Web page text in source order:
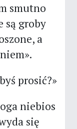
smutno
są groby
a
prosić?»
niebios
się